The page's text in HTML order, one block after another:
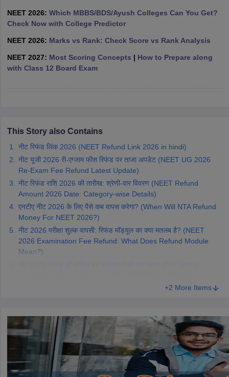
in BangaloreMedical Colleges in Chennai
Year Question Paper
NEET 2026: Which MBBS/BDS/Ayush Colleges Can You Get?
Check Now with College Predictor
NEET 2026: Marks vs Rank: Check Score vs Rank Analysis
NEET 2027: Most Scoring Concepts | How to Prepare along
with Class 12 Board Exam
This Story also Contains
नीट रिफंड लिंक 2026 (NEET Refund Link 2026 in hindi)
नीट यूजी 2026 री-एग्जाम फीस रिफंड पर ताजा अपडेट (NEET UG 2026
Re-Exam Fee Refund Latest Update)
नीट रिफंड राशि 2026 की तारीख: श्रेणी-वार विवरण (NEET Refund
Amount 2026 Date: Category-wise Details)
एनटीए नीट 2026 के लिए पैसे कब वापस करेगा? (When Will NTA Refund
Money For NEET 2026?)
नीट 2026 परीक्षा शुल्क वापसी: रिफंड मॉड्यूल का क्या मतलब है? (NEET
2026 Examination Fee Refund: What Does Refund Module
Mean?)
+2 More Items